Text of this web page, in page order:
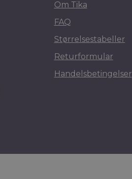
Om Tika
FAQ
Størrelsestabeller
Returformular
Handelsbetingelser